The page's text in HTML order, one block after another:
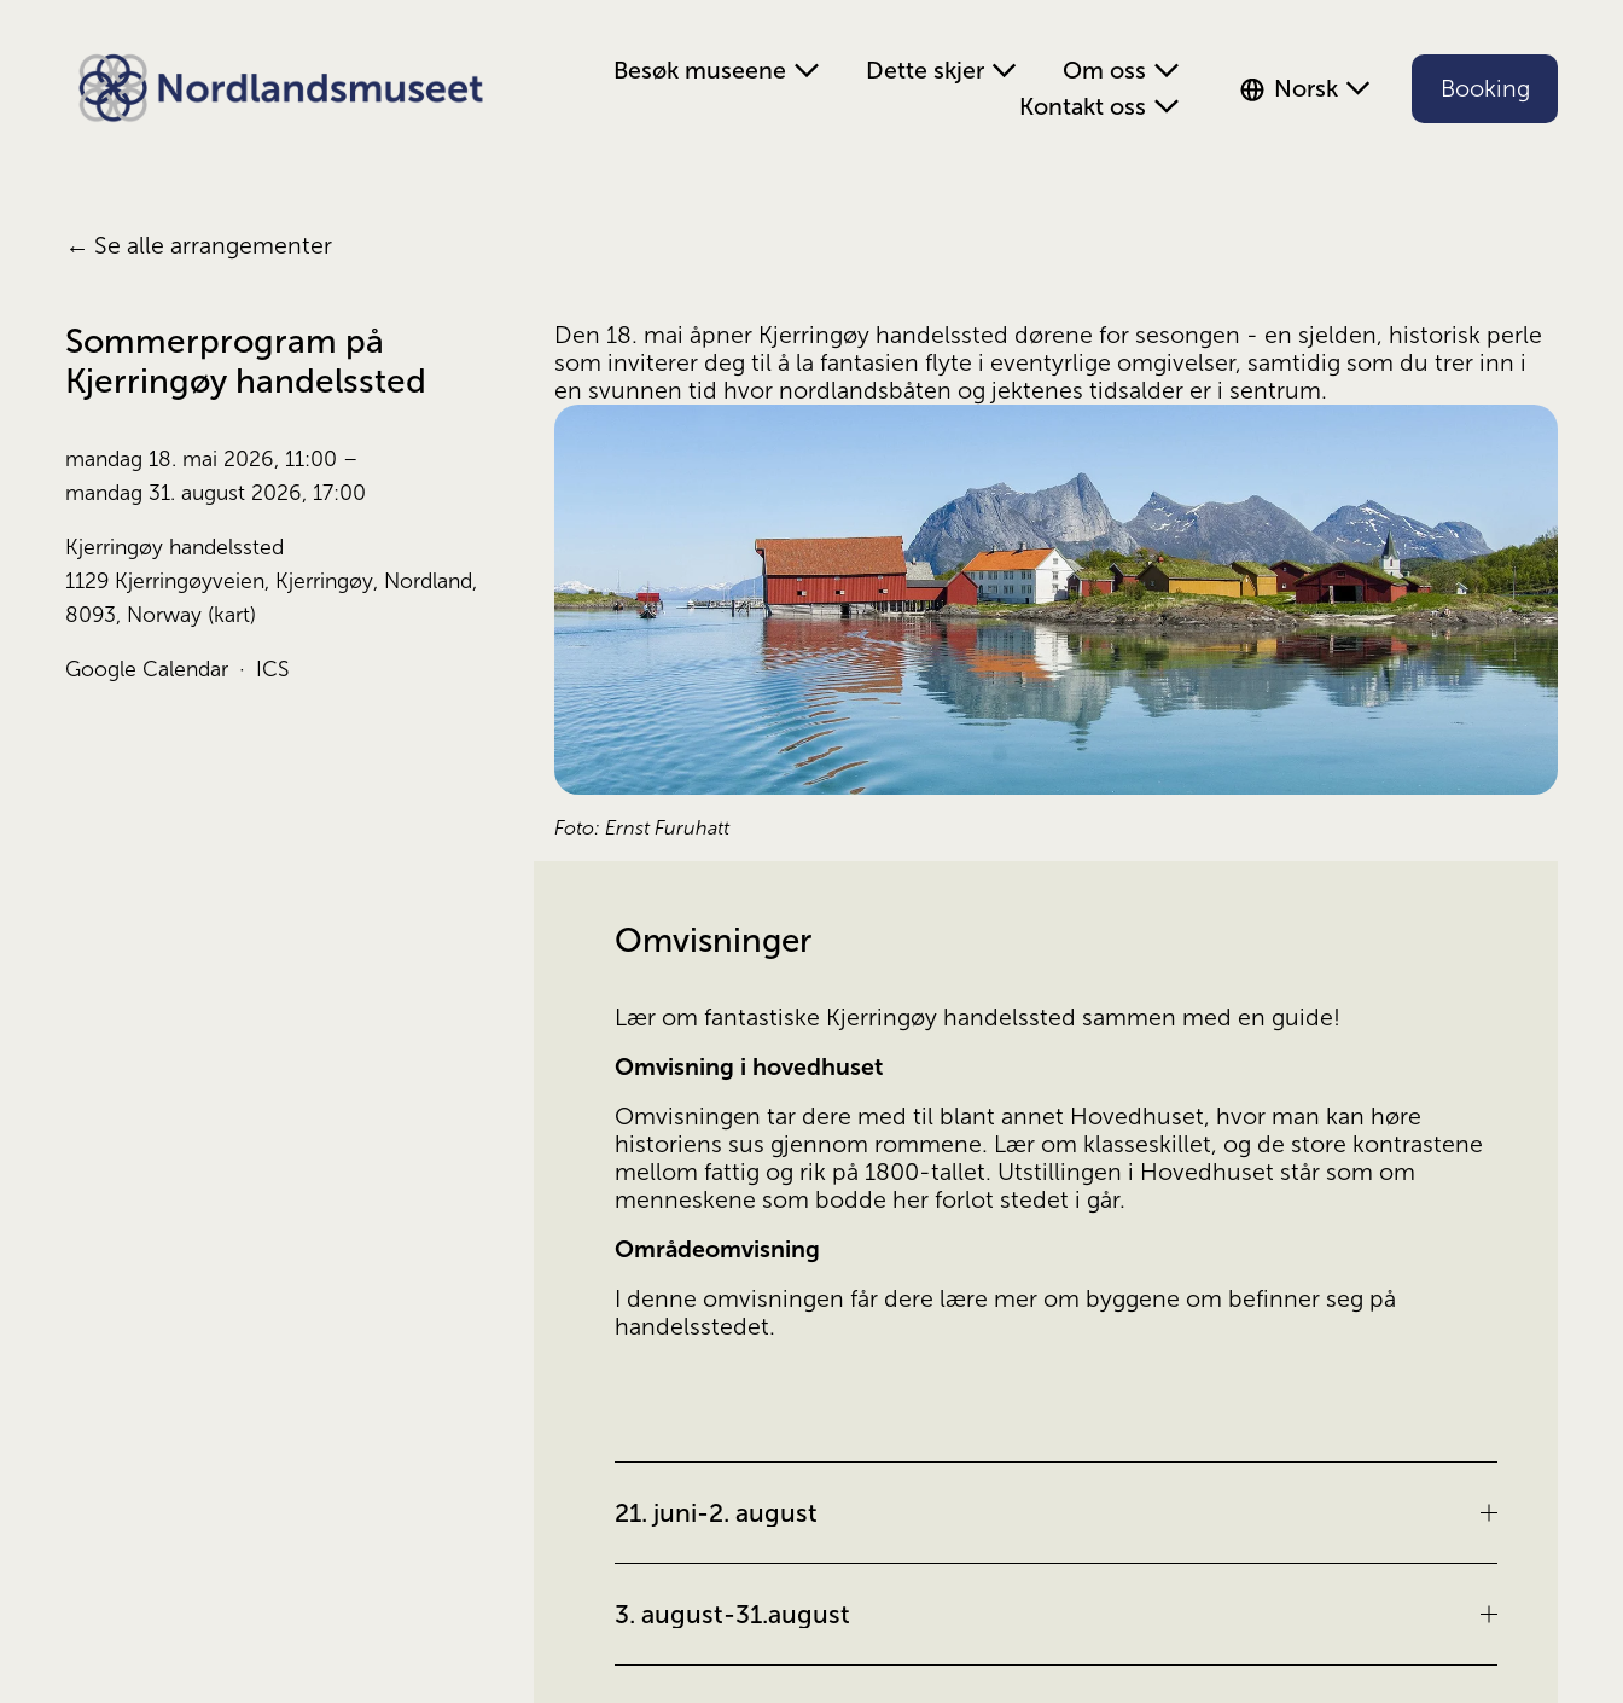
Besøk museene Dette skjer
Om oss
Kontakt oss
Norsk Booking
Se alle arrangementer
Sommerprogram på
Kjerringøy handelssted
mandag 18. mai 2026 11:00
mandag 31. august 2026 17:00
Kjerringøy handelssted
1129 Kjerringøyveien Kjerringøy, Nordland,
8093 Norway (kart)
Google Calendar ICS
Den 18. mai åpner Kjerringøy handelssted dørene for sesongen - en sjelden, historisk perle
som inviterer deg til å la fantasien flyte i eventyrlige omgivelser, samtidig som du trer inn i
en svunnen tid hvor nordlandsbåten og jektenes tidsalder er i sentrum.
Foto: Ernst Furuhatt
Omvisninger
Lær om fantastiske Kjerringøy handelssted sammen med en guide!
Omvisning i hovedhuset
Omvisningen tar dere med til blant annet Hovedhuset, hvor man kan høre
historiens sus gjennom rommene. Lær om klasseskillet, og de store kontrastene
mellom fattig og rik på 1800-tallet. Utstillingen i Hovedhuset står som om
menneskene som bodde her forlot stedet i går.
Områdeomvisning
I denne omvisningen får dere lære mer om byggene om befinner seg på
handelsstedet.
21. juni-2. august
3. august-31.august